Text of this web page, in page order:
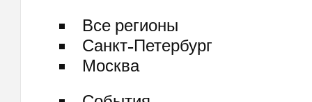
Все регионы
Санкт-Петербург
Москва